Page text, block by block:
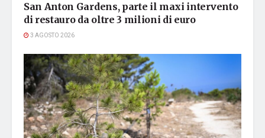
San Anton Gardens, parte il maxi intervento
di restauro da oltre 3 milioni di euro
3 AGOSTO 2026